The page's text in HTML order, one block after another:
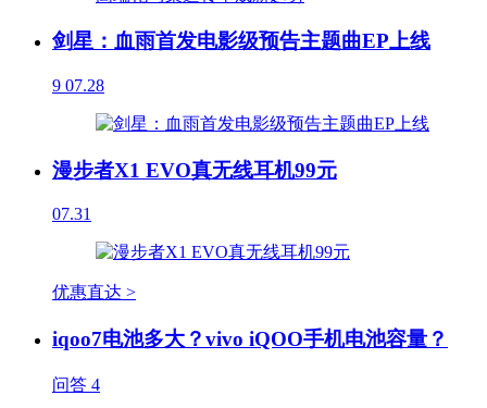
剑星：血雨首发电影级预告主题曲EP上线
9 07.28
漫步者X1 EVO真无线耳机99元
07.31
优惠直达 >
iqoo7电池多大？vivo iQOO手机电池容量？
问答 4